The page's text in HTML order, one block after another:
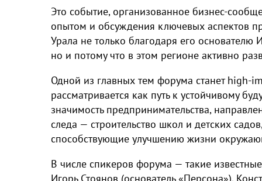
Это событие, организованное бизнес-
опытом и обсуждения ключевых аспектов
Урала не только благодаря его
но и потому что в этом регионе активно
Одной из главных тем форума станет high-
рассматривается как путь к устойчивому
значимость предпринимательства,
следа — строительство школ и детских
способствующие улучшению жизни
В числе спикеров форума — такие